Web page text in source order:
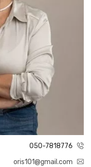
050-7818776
oris101@gmail.com